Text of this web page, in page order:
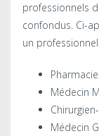
professionnels
confondus. Ci-
un
Médecin
Médecin